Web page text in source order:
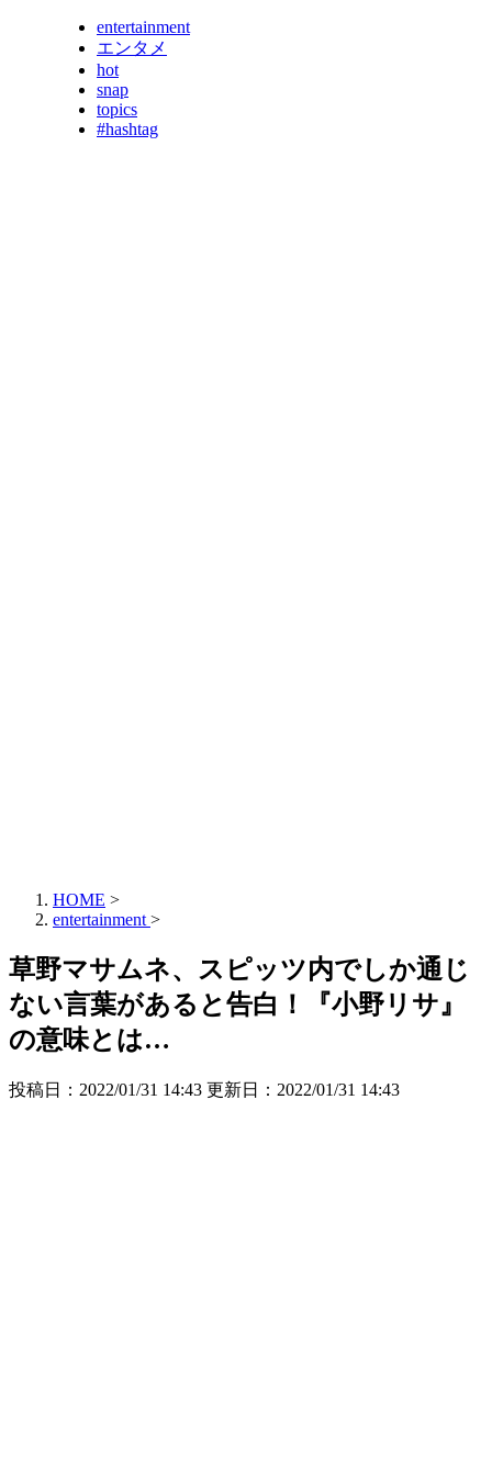
entertainment
エンタメ
hot
snap
topics
#hashtag
HOME >
entertainment >
草野マサムネ、スピッツ内でしか通じ
ない言葉があると告白！『小野リサ』
の意味とは…
投稿日：2022/01/31 14:43 更新日： 2022/01/31 14:43